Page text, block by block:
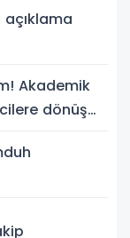
açıklama
Akademik
dönüş